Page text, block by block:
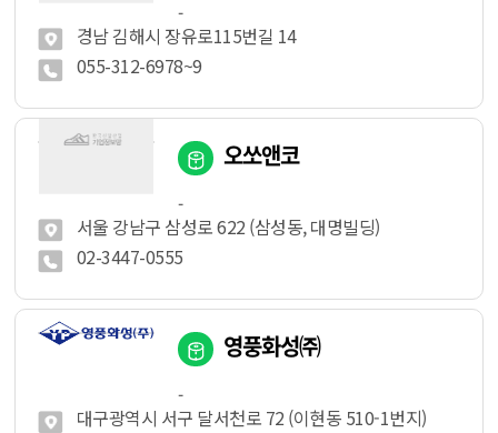
-
경남 김해시 장유로115번길 14
055-312-6978~9
오쏘앤코
-
서울 강남구 삼성로 622 (삼성동, 대명빌딩)
02-3447-0555
영풍화성㈜
-
대구광역시 서구 달서천로 72 (이현동 510-1번지)